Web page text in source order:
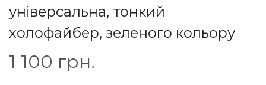
універсальна, тонкий
холофайбер, зеленого кольору
1 100 грн.